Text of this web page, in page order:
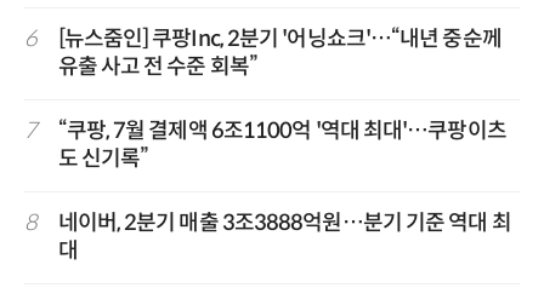
6
[뉴스줌인] 쿠팡Inc, 2분기 '어닝쇼크'…“내년 중순께
유출 사고 전 수준 회복”
7
“쿠팡, 7월 결제액 6조1100억 '역대 최대'…쿠팡이츠
도 신기록”
8
네이버, 2분기 매출 3조3888억원…분기 기준 역대 최
대